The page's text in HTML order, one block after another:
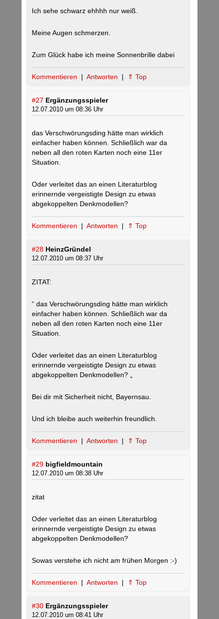
Ich sehe schwarz ehhhh nur weiß.
Meine Augen schmerzen.
Zum Glück habe ich meine Sonnenbrille dabei
Kommentieren | Antworten | ⇑ Top
#27 Ergänzungsspieler
12.07.2010 um 08:36 Uhr
das Verschwörungsding hätte man wirklich
einfacher haben können. Schließlich war da
neben all den roten Karten noch eine 11er
Situation.
Oder verleitet das an einen Literaturblog
erinnernde vergeistigte Design zu etwas
abgekoppelten Denkmodellen?
Kommentieren | Antworten | ⇑ Top
#28 HeinzGründel
12.07.2010 um 08:37 Uhr
ZITAT:
“ das Verschwörungsding hätte man wirklich
einfacher haben können. Schließlich war da
neben all den roten Karten noch eine 11er
Situation.
Oder verleitet das an einen Literaturblog
erinnernde vergeistigte Design zu etwas
abgekoppelten Denkmodellen? „
Bei dir mit Sicherheit nicht, Bayernsau.
Und ich bleibe auch weiterhin freundlich.
Kommentieren | Antworten | ⇑ Top
#29 bigfieldmountain
12.07.2010 um 08:38 Uhr
zitat
Oder verleitet das an einen Literaturblog
erinnernde vergeistigte Design zu etwas
abgekoppelten Denkmodellen?
Sowas verstehe ich nicht am frühen Morgen :-)
Kommentieren | Antworten | ⇑ Top
#30 Ergänzungsspieler
12.07.2010 um 08:41 Uhr